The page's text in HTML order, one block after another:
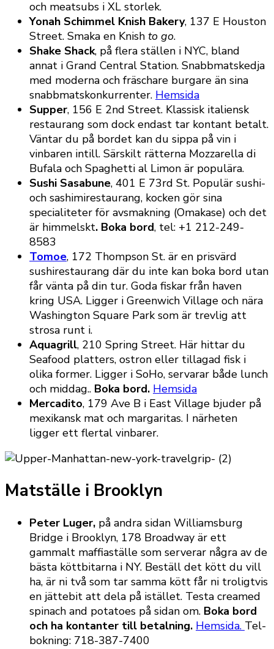
och meatsubs i XL storlek.
Yonah Schimmel Knish Bakery, 137 E Houston
Street. Smaka en Knish to go.
Shake Shack, på flera ställen i NYC, bland
annat i Grand Central Station. Snabbmatskedja
med moderna och fräschare burgare än sina
snabbmatskonkurrenter. Hemsida
Supper, 156 E 2nd Street. Klassisk italiensk
restaurang som dock endast tar kontant betalt.
Väntar du på bordet kan du sippa på vin i
vinbaren intill. Särskilt rätterna Mozzarella di
Bufala och Spaghetti al Limon är populära.
Sushi Sasabune, 401 E 73rd St. Populär sushi-
och sashimirestaurang, kocken gör sina
specialiteter för avsmakning (Omakase) och det
är himmelskt. Boka bord, tel: +1 212-249-
8583
Tomoe, 172 Thompson St. är en prisvärd
sushirestaurang där du inte kan boka bord utan
får vänta på din tur. Goda fiskar från haven
kring USA. Ligger i Greenwich Village och nära
Washington Square Park som är trevlig att
strosa runt i.
Aquagrill, 210 Spring Street. Här hittar du
Seafood platters, ostron eller tillagad fisk i
olika former. Ligger i SoHo, servarar både lunch
och middag.. Boka bord. Hemsida
Mercadito, 179 Ave B i East Village bjuder på
mexikansk mat och margaritas. I närheten
ligger ett flertal vinbarer.
Matställe i Brooklyn
Peter Luger, på andra sidan Williamsburg
Bridge i Brooklyn, 178 Broadway är ett
gammalt maffiaställe som serverar några av de
bästa köttbitarna i NY. Beställ det kött du vill
ha, är ni två som tar samma kött får ni troligtvis
en jättebit att dela på istället. Testa creamed
spinach and potatoes på sidan om. Boka bord
och ha kontanter till betalning. Hemsida. Tel-
bokning: 718-387-7400